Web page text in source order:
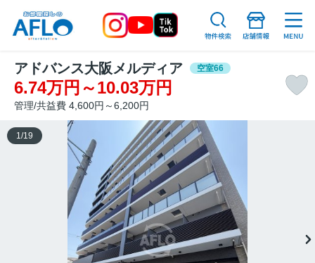
アドバンス大阪メルディア 空室66
6.74万円～10.03万円
管理/共益費 4,600円～6,200円
1 /19